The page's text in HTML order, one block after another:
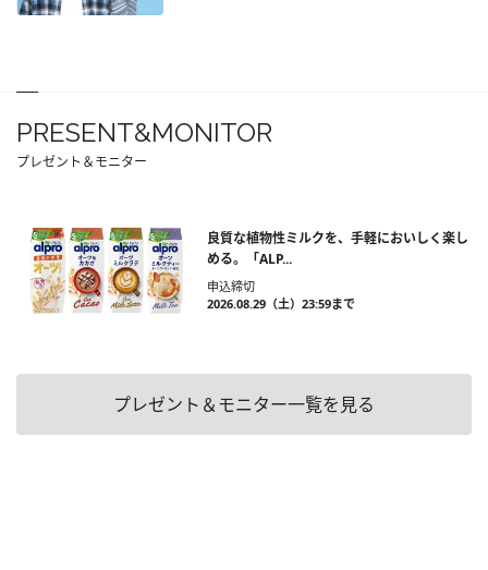
PRESENT&MONITOR
プレゼント＆モニター
良質な植物性ミルクを、手軽においしく楽し
める。「ALP...
申込締切
2026.08.29（土）23:59まで
プレゼント＆モニター一覧を見る